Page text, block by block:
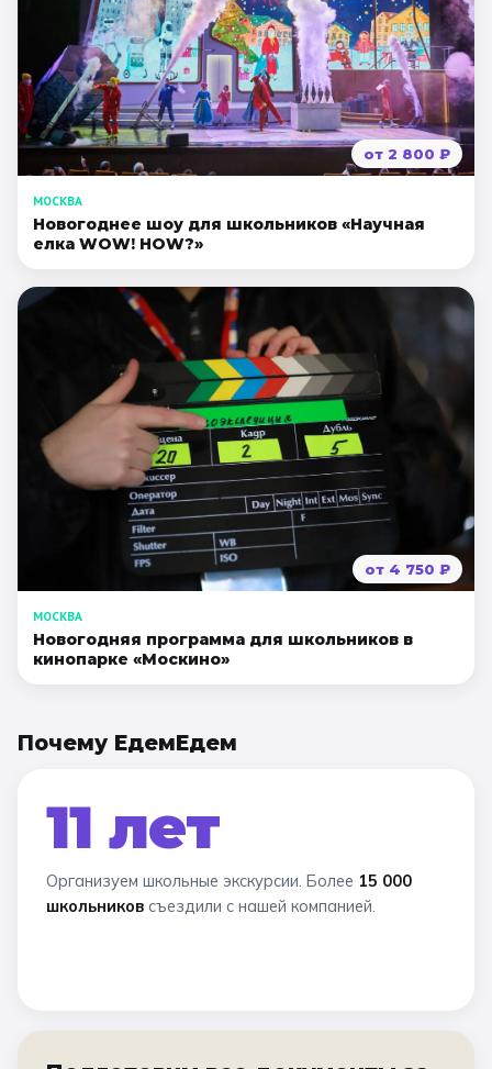
от 2 800 ₽
МОСКВА
Новогоднее шоу для школьников «Научная
елка WOW! HOW?»
от 4 750 ₽
МОСКВА
Новогодняя программа для школьников в
кинопарке «Москино»
Почему ЕдемЕдем
11 лет
Организуем школьные экскурсии. Более 15 000
школьников съездили с нашей компанией.